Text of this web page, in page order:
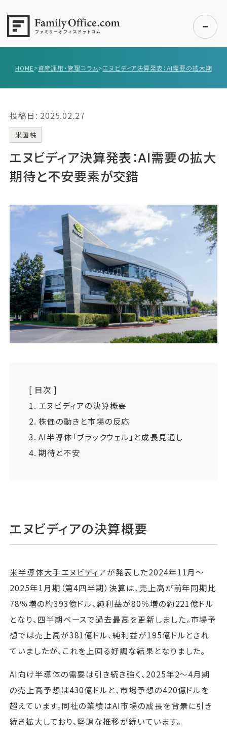
事例紹介
無料講座
コラム
無料ご相談 ログイン
運営会社
ファミリーオフィスとは
関連書籍
メールマガジン登録
よくある質問
HOME>資産運用・管理コラム>
投稿日: 2025.02.27
米国株
エヌビディア決算発表：AI需要の拡大
期待と不安要素が交錯
[ 目次 ]
1. エヌビディアの決算概要
2. 株価の動きと市場の反応
3. AI半導体「ブラックウェル」と成長見通し
4. 期待と不安
エヌビディアの決算概要
米半導体大手エヌビディアが発表した2024年11月〜
2025年1月期（第4四半期）決算は、売上高が前年同期比
78％増の約393億ドル、純利益が80％増の約221億ドル
となり、四半期ベースで過去最高を更新しました。市場予
想では売上高が381億ドル、純利益が195億ドルとされ
ていましたが、これを上回る好調な結果となりました。
AI向け半導体の需要は引き続き強く、2025年2〜4月期
の売上高予想は430億ドルと、市場予想の420億ドルを
超えています。同社の業績はAI市場の成長を背景に引き
続き拡大しており、堅調な推移が続いています。